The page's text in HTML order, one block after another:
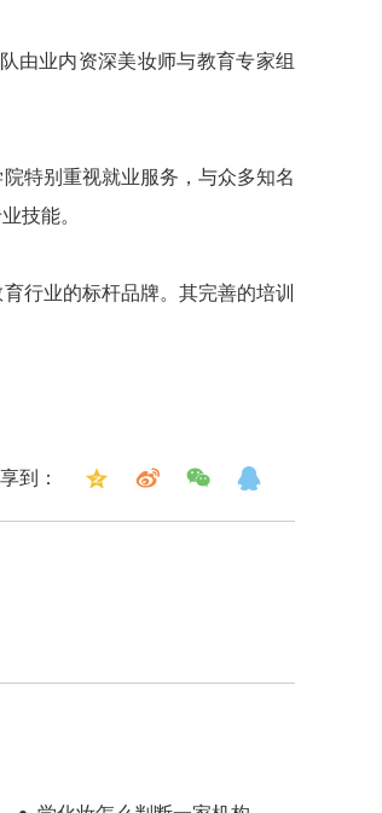
由业内资深美妆师与教育专家组
特别重视就业服务，与众多知名
技能。
行业的标杆品牌。其完善的培训
到：